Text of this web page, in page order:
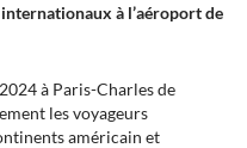
à l’aéroport de
à Paris-Charles de
les voyageurs
américain et